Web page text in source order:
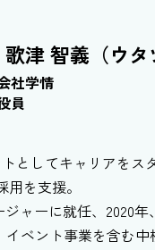
歌津 智義​（ウタ
社学情
員
としてキャリアをス
を支援。
ャーに就任、2020
ベント事業を含む中